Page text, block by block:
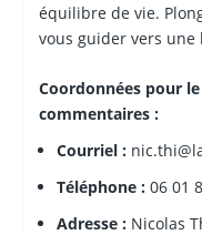
équilibre de vie.
vous guider vers
Coordonnées pour
commentaires :
Courriel :
Téléphone :06 01
Adresse :Nicolas